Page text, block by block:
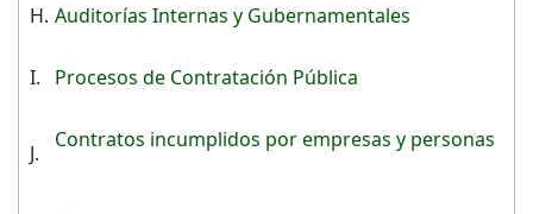
H. Auditorías Internas y Gubernamentales
I. Procesos de Contratación Pública
J.
Contratos incumplidos por empresas y personas